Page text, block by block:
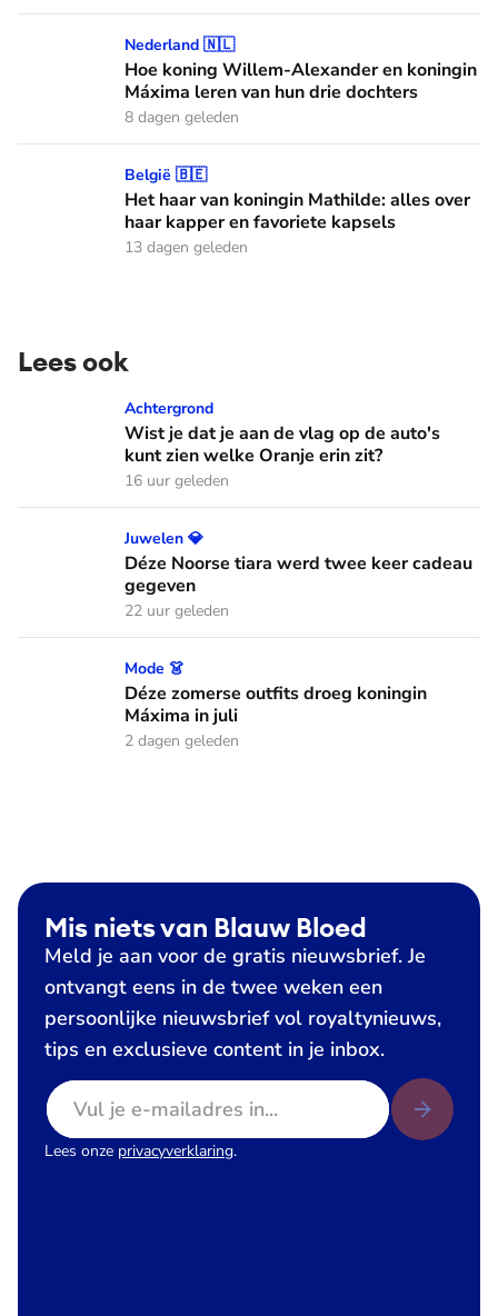
Hoe koning Willem-Alexander en koningin Máxima leren
Nederland 🇳🇱
Hoe koning Willem-Alexander en koningin
Máxima leren van hun drie dochters
8 dagen geleden
Het haar van koningin Mathilde: alles over haar kapper en
België 🇧🇪
Het haar van koningin Mathilde: alles over
haar kapper en favoriete kapsels
13 dagen geleden
Lees ook
Wist je dat je aan de vlag op de auto's kunt zien welke
Achtergrond
Wist je dat je aan de vlag op de auto's
kunt zien welke Oranje erin zit?
16 uur geleden
Déze Noorse tiara werd twee keer cadeau gegeven
Juwelen 💎
Déze Noorse tiara werd twee keer cadeau
gegeven
22 uur geleden
Déze zomerse outfits droeg koningin Máxima in juli
Mode 👗
Déze zomerse outfits droeg koningin
Máxima in juli
2 dagen geleden
Mis niets van Blauw Bloed
Meld je aan voor de gratis nieuwsbrief. Je
ontvangt eens in de twee weken een
persoonlijke nieuwsbrief vol royaltynieuws,
tips en exclusieve content in je inbox.
E-mailadres
Lees onze privacyverklaring.